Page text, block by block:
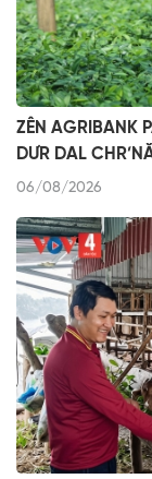
ZÊN AGRIBANK
DƯR DAL
06/08/2026